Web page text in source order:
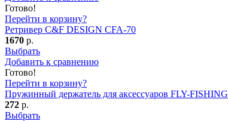
Готово!
Перейти в корзину?
Ретривер C&F DESIGN CFA-70
1670 р.
Выбрать
Добавить к сравнению
Готово!
Перейти в корзину?
Пружинный держатель для аксессуаров FLY-FISHING
272 р.
Выбрать